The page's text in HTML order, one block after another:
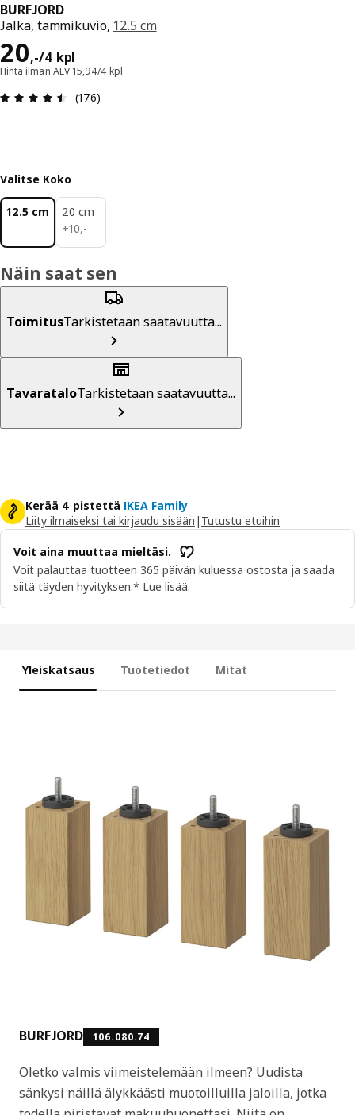
BURFJORD
Jalka, tammikuvio, 12.5 cm
20,-/4 kpl
Hinta 20,-/4 kpl
Hinta ilman ALV 15,94/4 kpl
: 4.5 / 5 tähteä. Arvostelut yhteensä: 176
(176)
Valitse Koko
12.5 cm
20 cm
+10,-
10,-
Näin saat sen
ToimitusTarkistetaan saatavuutta...
TavarataloTarkistetaan saatavuutta...
Kerää 4 pistettä IKEA Family
Liity ilmaiseksi tai kirjaudu sisään | Tutustu etuihin
Voit aina muuttaa mieltäsi.
Voit palauttaa tuotteen 365 päivän kuluessa ostosta ja saada
siitä täyden hyvityksen.* Lue lisää.
Yleiskatsaus Tuotetiedot Mitat
BURFJORD 106.080.74
Oletko valmis viimeistelemään ilmeen? Uudista
sänkysi näillä älykkäästi muotoilluilla jaloilla, jotka